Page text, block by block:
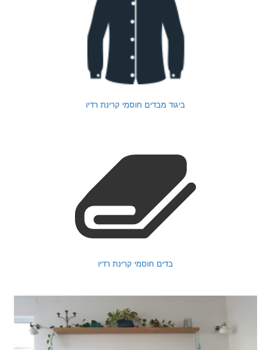
ביגוד מבדים חוסמי קרינת רדיו
בדים חוסמי קרינת רדיו